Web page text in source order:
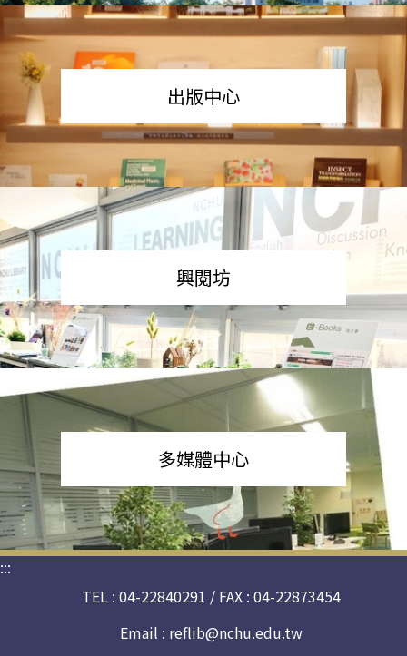
出版中心
興閱坊
多媒體中心
:::
TEL : 04-22840291 / FAX : 04-22873454
Email : reflib@nchu.edu.tw